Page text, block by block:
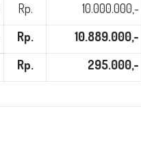
Rp.
10.000.000,-
Rp.
10.889.000,-
Rp. 295.000,-